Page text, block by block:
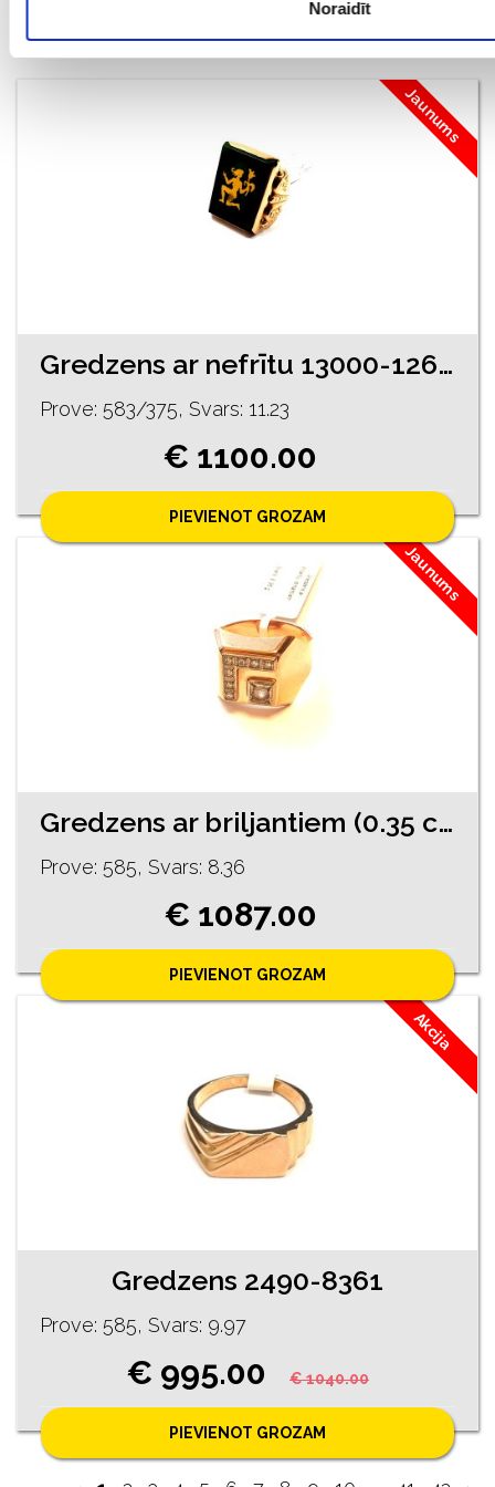
Noraidīt
Jaunums
Gredzens ar nefrītu 13000-1261-rezervets līdz 08.08.2026
Prove: 583/375, Svars: 11.23
€ 1100.00
PIEVIENOT GROZAM
Jaunums
Gredzens ar briljantiem (0.35 ct) 1891-0663
Prove: 585, Svars: 8.36
€ 1087.00
PIEVIENOT GROZAM
Akcija
Gredzens 2490-8361
Prove: 585, Svars: 9.97
€ 995.00 € 1040.00
PIEVIENOT GROZAM